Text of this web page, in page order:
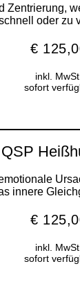
Zentrierung,
oder zu
€
inkl. MwSt.
sofort
QSP
innere
€
inkl.
sofort